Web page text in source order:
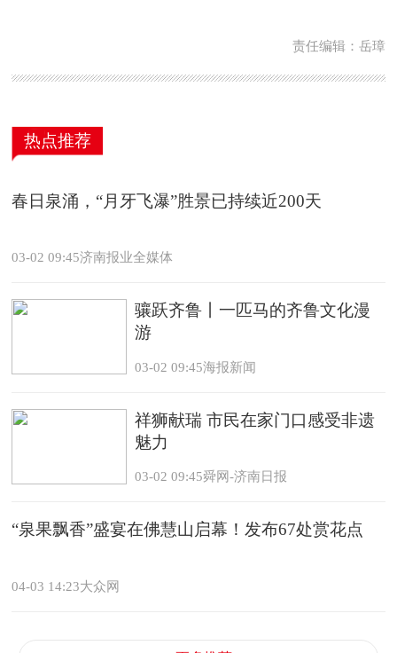
责任编辑：岳璋
热点推荐
春日泉涌，“月牙飞瀑”胜景已持续近200天
03-02 09:45济南报业全媒体
骧跃齐鲁丨一匹马的齐鲁文化漫
游
03-02 09:45海报新闻
祥狮献瑞 市民在家门口感受非遗
魅力
03-02 09:45舜网-济南日报
“泉果飘香”盛宴在佛慧山启幕！发布67处赏花点
04-03 14:23大众网